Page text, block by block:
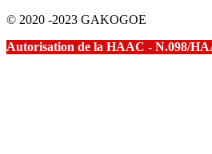
© 2020 -2023 GAKOGOE
Autorisation de la HAAC - N.098/